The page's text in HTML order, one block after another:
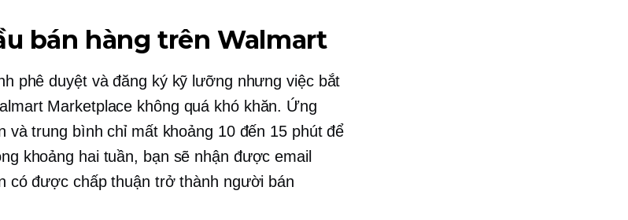
bán hàng trên Walmart
phê duyệt và đăng ký kỹ lưỡng nhưng việc bắt
Marketplace không quá khó khăn. Ứng
và trung bình chỉ mất khoảng 10 đến 15 phút để
khoảng hai tuần, bạn sẽ nhận được email
có được chấp thuận trở thành người bán